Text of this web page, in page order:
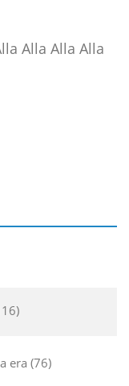
Alla Alla Alla
era 76